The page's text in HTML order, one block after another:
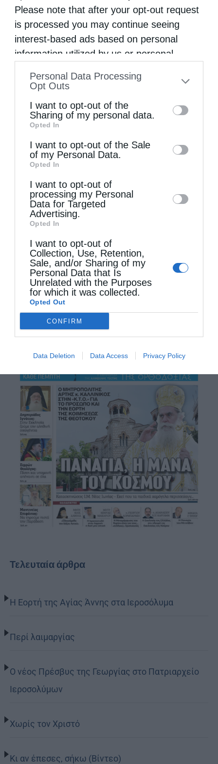
Please note that after your opt-out request
is processed you may continue seeing
interest-based ads based on personal
information utilized by us or personal
to your opt-out. You may separately opt-out
information by third parties on the IAB’s list
of downstream participants. This
information may also be disclosed by us to
third parties on theIAB’s List of
Downstream Participants
disclose it to other third parties.
Personal Data Processing
Opt Outs
I want to opt-out of the
Sharing of my personal data.
Opted In
I want to opt-out of the Sale
of my Personal Data.
Opted In
I want to opt-out of
processing my Personal
Data for Targeted
Advertising.
Opted In
I want to opt-out of
Collection, Use, Retention,
Sale, and/or Sharing of my
Personal Data that Is
Unrelated with the Purposes
for which it was collected.
Opted Out
CONFIRM
Data Deletion Data Access Privacy Policy
Μητροπόλεις
Με εκκλησιαστική λαμπρότητα η εορτή της
Ανακομιδής των Ιερών Λειψάνων του Αγίου
Νείλου στη γενέτειρα του
genneleni 9 Μαΐου 2026
Σε μικρή απόσταση από την Ιερά Μονή
Μαλεβής βρίσκεται η γενέτειρα του Οσίου
Νείλου του Μυροβλήτη, η όμορφη και
καταπράσινη αρκαδική κοινότητα του Αγίου
Πέτρου. Το παραδοσιακό αυτό χωριό της …
Τελευταία άρθρα
Η Εορτή της Αγίας Άννης στα Ιεροσόλυμα
Περί λαιμαργίας
Ο νέος Πρέσβυς της Γεωργίας στο Πατριαρχείο
Ιεροσολύμων
Χωρίς τον Χριστό
Κι αν έπεσες, σήκω (Βίντεο)